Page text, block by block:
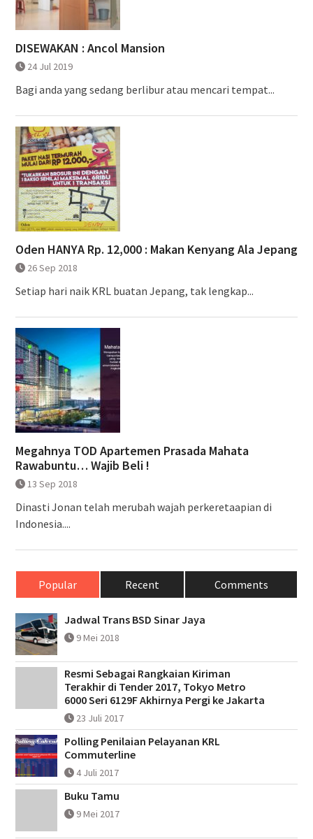
DISEWAKAN : Ancol Mansion
24 Jul 2019
Bagi anda yang sedang berlibur atau mencari tempat...
Oden HANYA Rp. 12,000 : Makan Kenyang Ala Jepang
26 Sep 2018
Setiap hari naik KRL buatan Jepang, tak lengkap...
Megahnya TOD Apartemen Prasada Mahata
Rawabuntu… Wajib Beli !
13 Sep 2018
Dinasti Jonan telah merubah wajah perkeretaapian di
Indonesia....
Popular Recent Comments
Jadwal Trans BSD Sinar Jaya
9 Mei 2018
Resmi Sebagai Rangkaian Kiriman
Terakhir di Tender 2017, Tokyo Metro
6000 Seri 6129F Akhirnya Pergi ke Jakarta
23 Juli 2017
Polling Penilaian Pelayanan KRL
Commuterline
4 Juli 2017
Buku Tamu
9 Mei 2017